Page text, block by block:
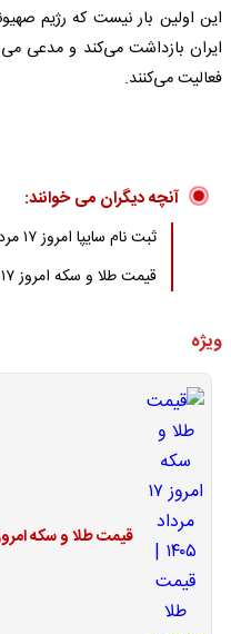
این اولین بار نیست که رژیم
ایران بازداشت می‌کند و مدعی
فعالیت می‌کنند.
آنچه دیگران می خوانند:
ثبت نام سایپا امروز ۱۷ مرداد ۱۴۰۵ | با ۵۰۰ میلیون کوییک S بخرید
قیمت طلا و سکه امروز ۱۷ مرداد ۱۴۰۵ | قیمت طلا صعودی شد
ویژه
قیمت طلا و سکه امروز ۱۷ مرداد ۱۴۰۵ | قیمت طلا